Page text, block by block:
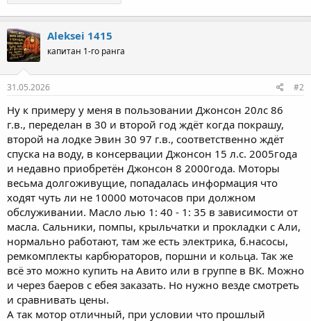
Aleksei 1415
капитан 1-го ранга
31.05.2026 #2
Ну к примеру у меня в пользовании Джонсон 20лс 86
г.в., переделан в 30 и второй год ждёт когда покрашу,
второй на лодке Эвин 30 97 г.в., соответственно ждёт
спуска на воду, в консервации Джонсон 15 л.с. 2005года
и недавно приобретён Джонсон 8 2000года. Моторы
весьма долгоживущие, попадалась информация что
ходят чуть ли не 10000 моточасов при должном
обслуживании. Масло лью 1: 40 - 1: 35 в зависимости от
масла. Сальники, помпы, крыльчатки и прокладки с Али,
нормально работают, там же есть электрика, б.насосы,
ремкомплекты карбюраторов, поршни и кольца. Так же
всё это можно купить на Авито или в группе в ВК. Можно
и через баеров с ебея заказать. Но нужно везде смотреть
и сравнивать цены.
А так мотор отличный, при условии что прошлый